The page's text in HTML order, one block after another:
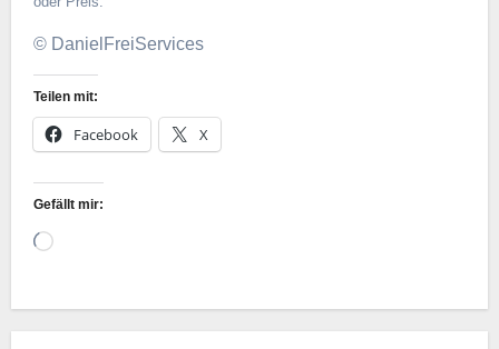
© DanielFreiServices
Teilen mit:
Facebook X
Gefällt mir:
Wird